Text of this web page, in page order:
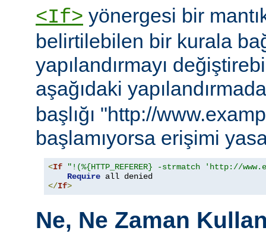
<If> yönergesi bir
belirtilebilen bir kurala
yapılandırmayı
aşağıdaki
başlığı "http://
başlamıyorsa erişimi
<If
"!(%{HTTP_REFERER} -strmatch 'http://
Require
</If>
Ne, Ne Zaman